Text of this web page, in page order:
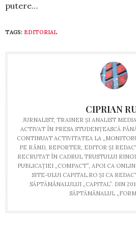
putere…
TAGS: EDITORIAL
CIPRIAN
JURNALIST, TRAINER ŞI ANALIST
ACTIVAT ÎN PRESA STUDENŢEASCĂ
CONTINUAT ACTIVITATEA LA
PE RÂND, REPORTER, EDITOR ŞI
RECRUTAT ÎN CADRUL TRUSTULUI
PUBLICAŢIEI „COMPACT”, APOI CA
SITE-ULUI CAPITAL.RO ŞI CA
SĂPTĂMÂNALULUI „CAPITAL”. DIN
SĂPTĂMÂNALUL